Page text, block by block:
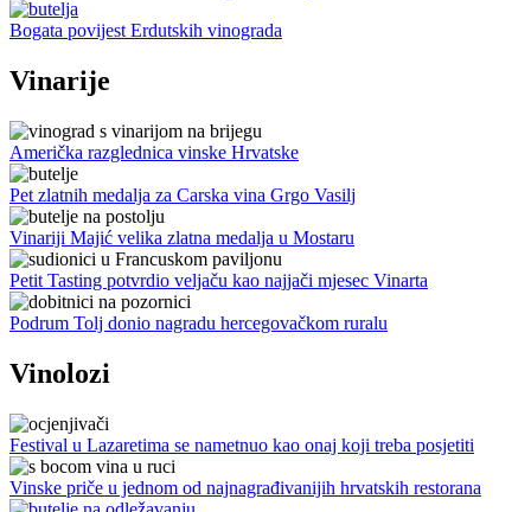
Bogata povijest Erdutskih vinograda
Vinarije
Američka razglednica vinske Hrvatske
Pet zlatnih medalja za Carska vina Grgo Vasilj
Vinariji Majić velika zlatna medalja u Mostaru
Petit Tasting potvrdio veljaču kao najjači mjesec Vinarta
Podrum Tolj donio nagradu hercegovačkom ruralu
Vinolozi
Festival u Lazaretima se nametnuo kao onaj koji treba posjetiti
Vinske priče u jednom od najnagrađivanijih hrvatskih restorana